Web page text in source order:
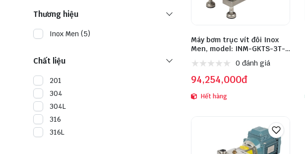
Thương hiệu
Inox Men (5)
Chất liệu
201
304
304L
316
316L
Máy bơm trục vít đôi Inox
Men, model: INM-GKTS-3T-
0 đánh giá
94,254,000đ
Hết hàng